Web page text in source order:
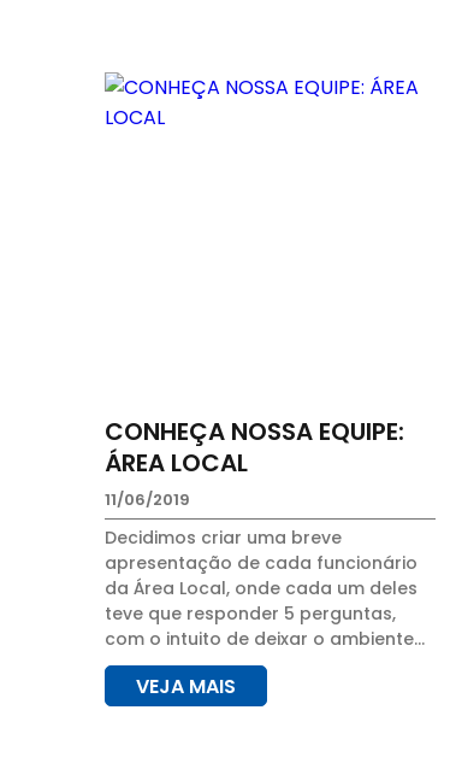
CONHEÇA NOSSA EQUIPE:
ÁREA LOCAL
11/06/2019
Decidimos criar uma breve
apresentação de cada funcionário
da Área Local, onde cada um deles
teve que responder 5 perguntas,
com o intuito de deixar o ambiente
de trabalho mais descontraído, e
para que os clientes conheçam
VEJA MAIS